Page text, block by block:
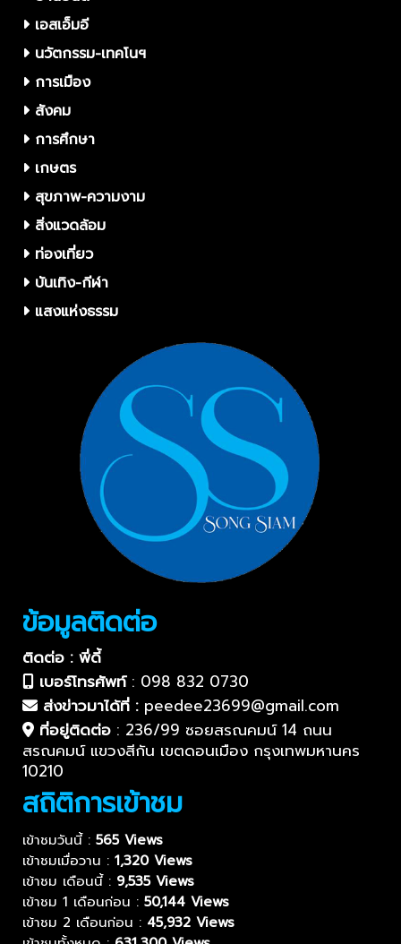
เอสเอ็มอี
นวัตกรรม-เทคโนฯ
การเมือง
สังคม
การศึกษา
เกษตร
สุขภาพ-ความงาม
สิ่งแวดล้อม
ท่องเที่ยว
บันเทิง-กีฬา
แสงแห่งธรรม
ข้อมูลติดต่อ
ติดต่อ : พี่ดี้
เบอร์โทรศัพท์: 098 832 0730
ส่งข่าวมาได้ที่ : peedee23699@gmail.com
ที่อยู่ติดต่อ : 236/99 ซอยสรณคมน์ 14 ถนน
สรณคมน์ แขวงสีกัน เขตดอนเมือง กรุงเทพมหานคร
10210
สถิติการเข้าชม
เข้าชมวันนี้ : 565 Views
เข้าชมเมื่อวาน : 1,320 Views
เข้าชม เดือนนี้ : 9,535 Views
เข้าชม 1 เดือนก่อน : 50,144 Views
เข้าชม 2 เดือนก่อน : 45,932 Views